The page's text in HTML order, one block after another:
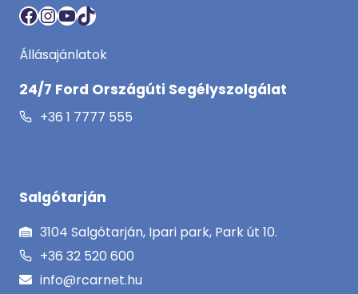
Facebook
Instagram
YouTube
TikTok
Állásajánlatok
24/7 Ford Országúti Segélyszolgálat
+36 1 7777 555
Salgótarján
3104 Salgótarján, Ipari park, Park út 10.
+36 32 520 600
info@rcarnet.hu